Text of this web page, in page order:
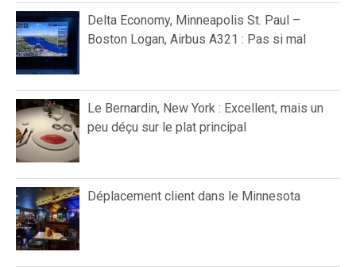
Delta Economy, Minneapolis St. Paul –
Boston Logan, Airbus A321 : Pas si mal
Le Bernardin, New York : Excellent, mais un
peu déçu sur le plat principal
Déplacement client dans le Minnesota